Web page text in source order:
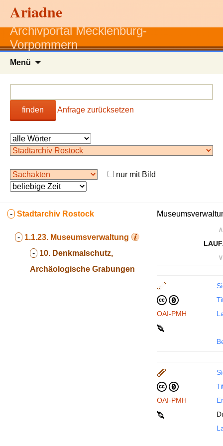
Ariadne
Archivportal Mecklenburg-
Vorpommern
Menü
finden Anfrage zurücksetzen
nur mit Bild
- Stadtarchiv Rostock
- 1.1.23. Museumsverwaltung
- 10. Denkmalschutz,
Archäologische Grabungen
∧
∨
OAI-PMH
OAI-PMH